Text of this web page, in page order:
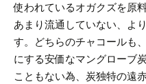
使われているオガクズを原
あまり流通していない、よ
す。
どちらのチャコールも
にする安価なマングローブ
こともない為、炭独特の遠